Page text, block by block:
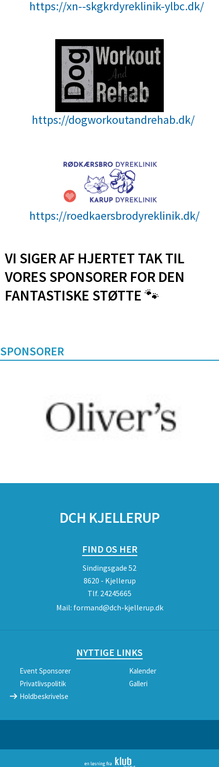
https://xn--skgkrdyreklinik-ylbc.dk/
https://dogworkoutandrehab.dk/
https://roedkaersbrodyreklinik.dk/
VI SIGER AF HJERTET TAK TIL
VORES SPONSORER FOR DEN
FANTASTISKE STØTTE 🐾
SPONSORER
DCH KJELLERUP
FIND OS HER
Sindingsgade 52
8620 - Kjellerup
Tlf. 24245665
Mail: formand@dch-kjellerup.dk
NYTTIGE LINKS
Event Sponsorer
Kalender
Privatlivspolitik
Galleri
Holdbeskrivelse